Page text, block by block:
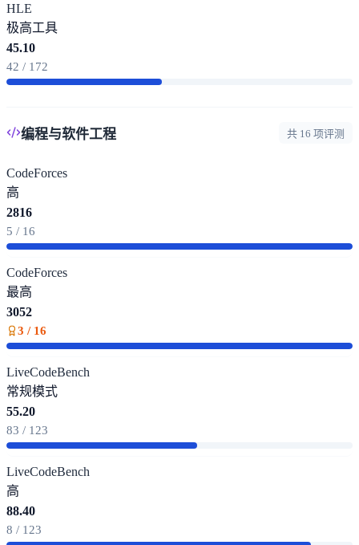
HLE
极高工具
45.10
42 / 172
编程与软件工程 共 16 项评测
CodeForces
高
2816
5 / 16
CodeForces
最高
3052
3 / 16
LiveCodeBench
常规模式
55.20
83 / 123
LiveCodeBench
高
88.40
8 / 123